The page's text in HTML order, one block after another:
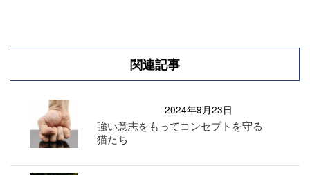
関連記事
2024年9月23日
強い意志をもってコンセプトを守る
猫たち